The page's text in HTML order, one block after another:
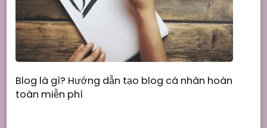
Blog là gì? Hướng dẫn tạo blog cá nhân hoàn
toàn miễn phí